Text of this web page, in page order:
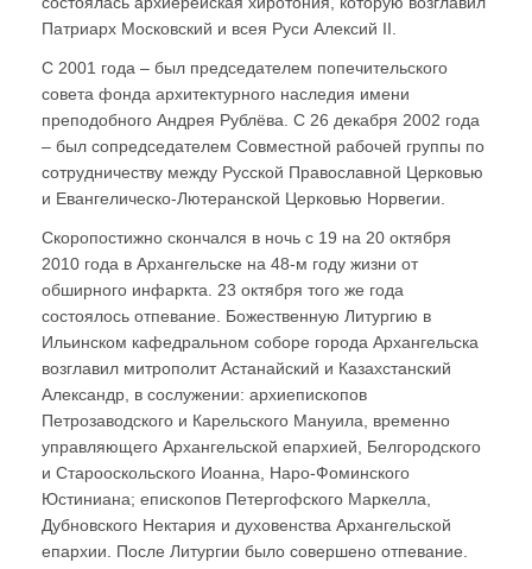
Патриарх Московский и всея Руси Алексий II.
С 2001 года – был председателем попечительского
совета фонда архитектурного наследия имени
преподобного Андрея Рублёва. С 26 декабря 2002 года
– был сопредседателем Совместной рабочей группы по
сотрудничеству между Русской Православной Церковью
и Евангелическо-Лютеранской Церковью Норвегии.
Скоропостижно скончался в ночь с 19 на 20 октября
2010 года в Архангельске на 48-м году жизни от
обширного инфаркта. 23 октября того же года
состоялось отпевание. Божественную Литургию в
Ильинском кафедральном соборе города Архангельска
возглавил митрополит Астанайский и Казахстанский
Александр, в сослужении: архиепископов
Петрозаводского и Карельского Мануила, временно
управляющего Архангельской епархией, Белгородского
и Старооскольского Иоанна, Наро-Фоминского
Юстиниана; епископов Петергофского Маркелла,
Дубновского Нектария и духовенства Архангельской
епархии. После Литургии было совершено отпевание.